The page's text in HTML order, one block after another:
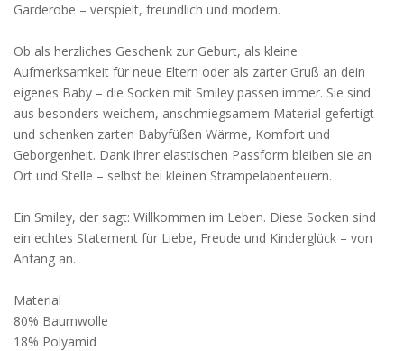
Garderobe – verspielt, freundlich und modern.
Ob als herzliches Geschenk zur Geburt, als kleine
Aufmerksamkeit für neue Eltern oder als zarter Gruß an dein
eigenes Baby – die Socken mit Smiley passen immer. Sie sind
aus besonders weichem, anschmiegsamem Material gefertigt
und schenken zarten Babyfüßen Wärme, Komfort und
Geborgenheit. Dank ihrer elastischen Passform bleiben sie an
Ort und Stelle – selbst bei kleinen Strampelabenteuern.
Ein Smiley, der sagt: Willkommen im Leben. Diese Socken sind
ein echtes Statement für Liebe, Freude und Kinderglück – von
Anfang an.
Material
80% Baumwolle
18% Polyamid